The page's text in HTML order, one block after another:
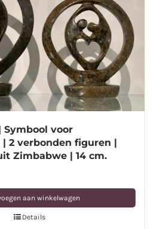
Symbool voor
2 verbonden figuren |
Zimbabwe | 14 cm.
aan winkelwagen
Details